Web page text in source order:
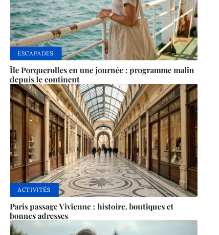
ESCAPADES
Île Porquerolles en une journée : programme malin
depuis le continent
ACTIVITÉS
Paris passage Vivienne : histoire, boutiques et
bonnes adresses